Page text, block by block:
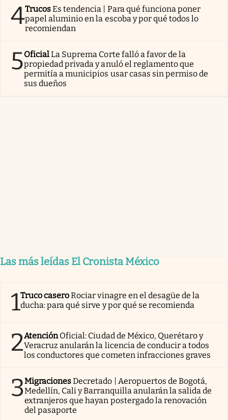
4TrucosEs tendencia | Para qué funciona poner
papel aluminio en la escoba y por qué todos lo
recomiendan
5OficialLa Suprema Corte falló a favor de la
propiedad privada y anuló el reglamento que
permitía a municipios usar casas sin permiso de
sus dueños
Las más leídas El Cronista México
1Truco caseroRociar vinagre en el desagüe de la
ducha: para qué sirve y por qué se recomienda
2AtenciónOficial: Ciudad de México, Querétaro y
Veracruz anularán la licencia de conducir a todos
los conductores que cometen infracciones graves
3MigracionesDecretado | Aeropuertos de Bogotá,
Medellín, Cali y Barranquilla anularán la salida de
extranjeros que hayan postergado la renovación
del pasaporte